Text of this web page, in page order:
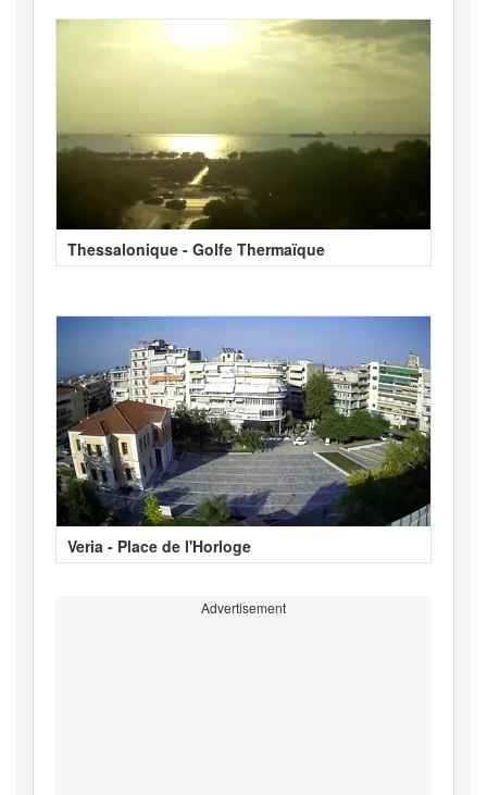
Thessalonique - Golfe Thermaïque
Veria - Place de l'Horloge
Advertisement